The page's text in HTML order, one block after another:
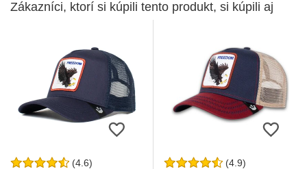
Zákazníci, ktorí si kúpili tento produkt, si kúpili aj
(4.6) (4.9)